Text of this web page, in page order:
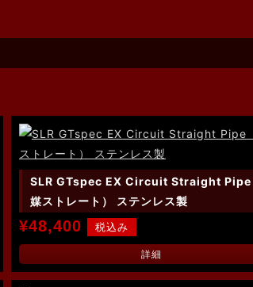
SLR GTspec EX Circuit Straight Pipe
媒ストレート） ステンレス製
¥48,400
詳細